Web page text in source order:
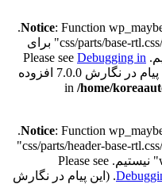
Notice: Function
.
قادر به خواندن کلید "path" با مقدار "/css/parts/base-rtl.css" برای
Debugging in
for more information. (این پیام در نگارش 7.0.0 افزوده
/home/
Notice: Function
.
قادر به خواندن کلید "path" با مقدار "/css/parts/header-base-rtl.css"
for more information. (این پیام در نگارش